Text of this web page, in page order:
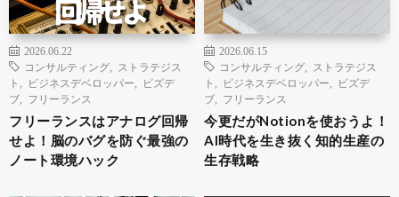
2026.06.22
コンサルティング
ストラテジス
ト
ビジネスデベロッパー
ビズデ
ブ
フリーランス
フリーランスはアナログ回帰
せよ！脳のバグを防ぐ最強の
ノート環境ハック
2026.06.15
コンサルティング
ストラテジス
ト
ビジネスデベロッパー
ビズデ
ブ
フリーランス
今更だがNotionを使おうよ！
AI時代を生き抜く知的生産の
生存戦略